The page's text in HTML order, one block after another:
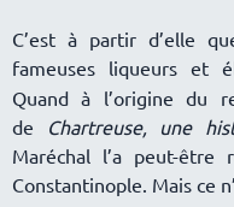
C’est à partir d’elle
fameuses liqueurs et
Quand à l’origine du
de
Chartreuse, une
Maréchal l’a peut-être
Constantinople. Mais ce